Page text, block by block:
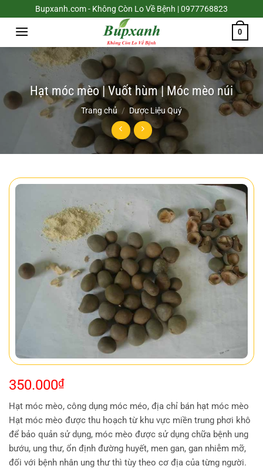
đến
dung
Bupxanh.com - Không Còn Lo Về Bệnh | 0977768823
0
Hạt móc mèo | Vuốt hùm | Móc mèo núi
Trang chủ / Dược Liệu Quý
350.000₫
Hạt móc mèo, công dụng móc méo, địa chỉ bán hạt móc mèo
Hạt móc mèo được thu hoạch từ khu vực miền trung phơi khô
để bảo quản sử dụng, móc mèo được sử dụng chữa bệnh ung
bướu, ung thư, ổn định đường huyết, men gan, gan nhiễm mỡ,
đối với bệnh nhân ung thư thì tùy theo cơ địa của từng người.